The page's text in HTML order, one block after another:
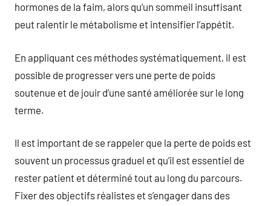
hormones de la faim, alors qu’un sommeil insuffisant
peut ralentir le métabolisme et intensifier l’appétit.
En appliquant ces méthodes systématiquement, il est
possible de progresser vers une perte de poids
soutenue et de jouir d’une santé améliorée sur le long
terme.
Il est important de se rappeler que la perte de poids est
souvent un processus graduel et qu’il est essentiel de
rester patient et déterminé tout au long du parcours.
Fixer des objectifs réalistes et s’engager dans des